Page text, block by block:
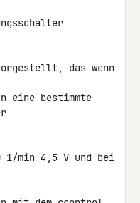
das wenn
eine bestimmte
1/min 4,5 V und bei